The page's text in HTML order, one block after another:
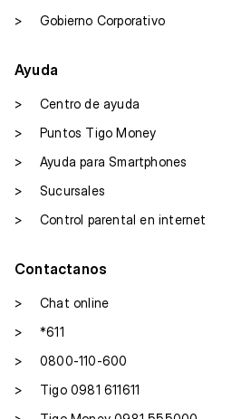
>
Gobierno Corporativo
Ayuda
>
Centro de ayuda
>
Puntos Tigo Money
>
Ayuda para Smartphones
>
Sucursales
>
Control parental en internet
Contactanos
>
Chat online
>
*611
>
0800-110-600
>
Tigo 0981 611611